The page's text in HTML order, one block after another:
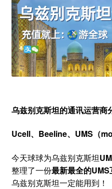
乌兹别克斯坦的通讯运营商
Ucell、Beeline、UMS（
今天球球为乌兹别克斯坦
整理了一份最新最全的
乌兹别克斯坦一定能用到！